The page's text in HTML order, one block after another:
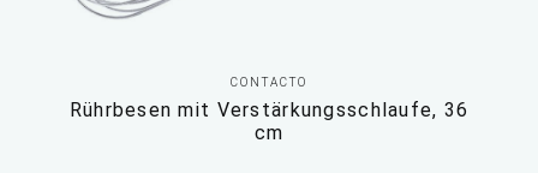
CONTACTO
Rührbesen mit Verstärkungsschlaufe, 36
cm